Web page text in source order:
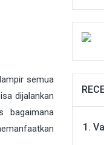
semua
dijalankan
bagaimana